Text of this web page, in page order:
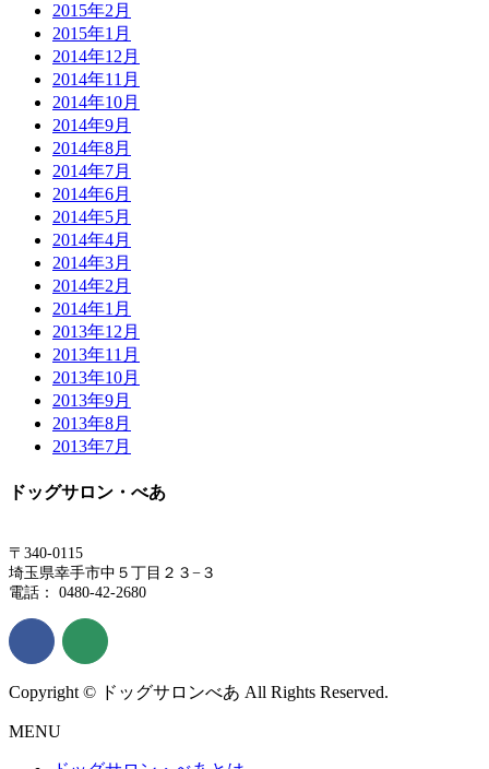
2015年2月
2015年1月
2014年12月
2014年11月
2014年10月
2014年9月
2014年8月
2014年7月
2014年6月
2014年5月
2014年4月
2014年3月
2014年2月
2014年1月
2013年12月
2013年11月
2013年10月
2013年9月
2013年8月
2013年7月
ドッグサロン・べあ
〒340-0115
埼玉県幸手市中５丁目２３−３
電話： 0480-42-2680
Copyright © ドッグサロンべあ All Rights Reserved.
MENU